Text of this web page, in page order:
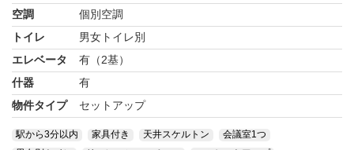
空調
個別空調
トイレ
男女トイレ別
エレベータ
有（2基）
什器
有
物件タイプ
セットアップ
駅から3分以内 家具付き 天井スケルトン
会議室1つ